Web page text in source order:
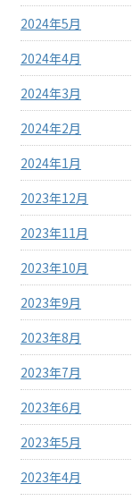
2024年5月
2024年4月
2024年3月
2024年2月
2024年1月
2023年12月
2023年11月
2023年10月
2023年9月
2023年8月
2023年7月
2023年6月
2023年5月
2023年4月